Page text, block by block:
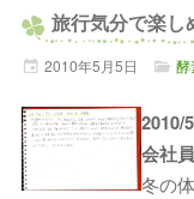
旅行気分で楽し
2010年5月5日 酵
会社員
冬の